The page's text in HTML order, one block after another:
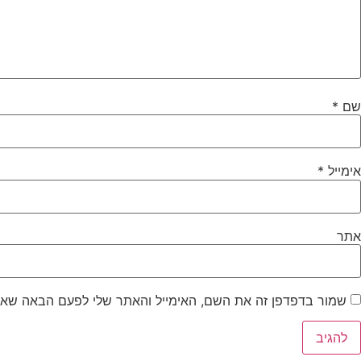
שם *
אימייל *
אתר
שמור בדפדפן זה את השם, האימייל והאתר שלי לפעם הבאה